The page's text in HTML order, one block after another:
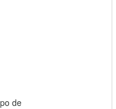
de